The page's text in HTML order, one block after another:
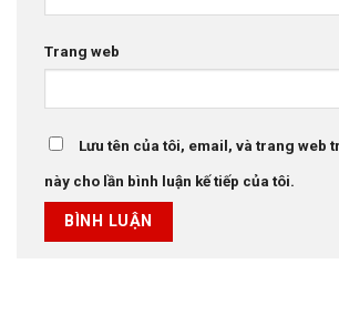
Trang web
Lưu tên của tôi, email, và trang web
này cho lần bình luận kế tiếp của tôi.